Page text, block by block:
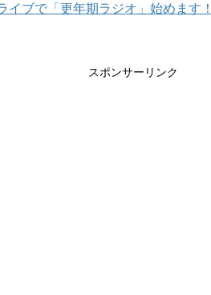
イブで「更年期ラジオ」始めま
スポンサーリンク